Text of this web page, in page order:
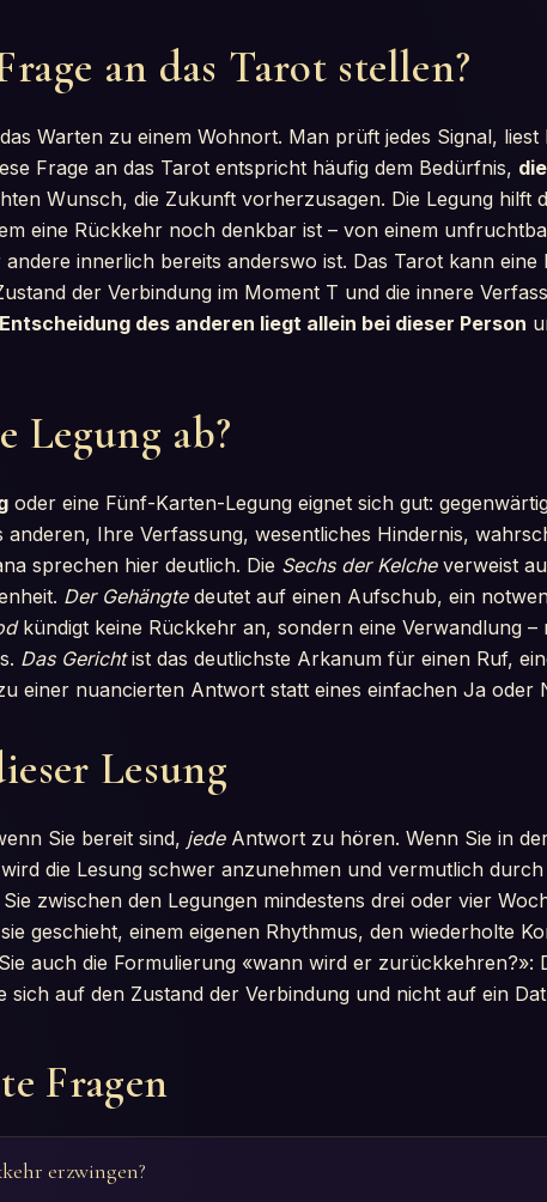
an das Tarot stellen?
Warten zu einem Wohnort. Man prüft jedes Signal,
Frage an das Tarot entspricht häufig dem Bedürfnis,
Wunsch, die Zukunft vorherzusagen. Die Legung hilft
eine Rückkehr noch denkbar ist – von einem
innerlich bereits anderswo ist. Das Tarot kann
der Verbindung im Moment T und die innere
des anderen liegt allein bei dieser Person
Legung ab?
oder eine Fünf-Karten-Legung eignet sich gut:
anderen, Ihre Verfassung, wesentliches Hindernis,
sprechen hier deutlich. Die Sechs der Kelcheverweist
Der Gehängtedeutet auf einen Aufschub, ein
kündigt keine Rückkehr an, sondern eine Verwandlung –
Das Gerichtist das deutlichste Arkanum für einen Ruf,
einer nuancierten Antwort statt eines einfachen Ja oder
Lesung
Sie bereit sind, jedeAntwort zu hören. Wenn Sie in
die Lesung schwer anzunehmen und vermutlich
zwischen den Legungen mindestens drei oder vier
geschieht, einem eigenen Rhythmus, den wiederholte
auch die Formulierung «wann wird er zurückkehren?»:
sich auf den Zustand der Verbindung und nicht auf ein
Fragen
erzwingen?